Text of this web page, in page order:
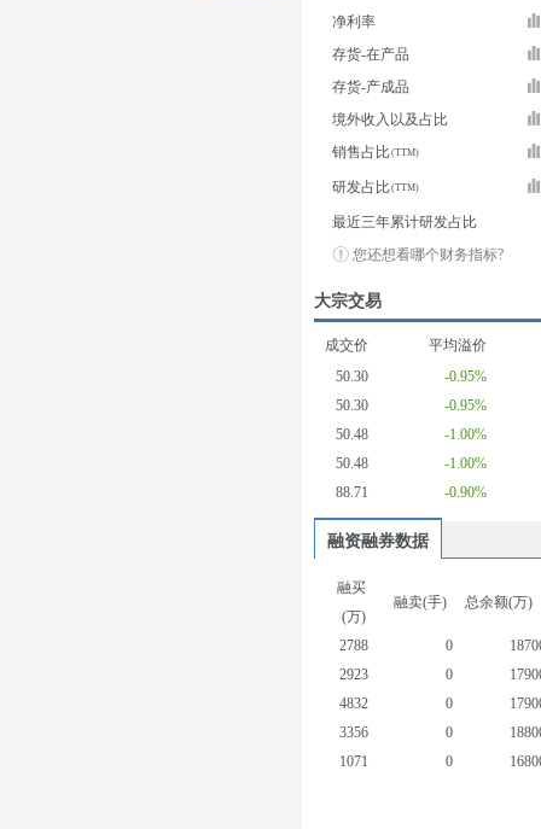
净利率
存货-在产品
存货-产成品
境外收入以及占比
销售占比
研发占比
最近三年累计研发占比
您还想看哪个财务指标?
大宗交易
成交价
平均溢价
50.30
-0.95%
50.30
-0.95%
50.48
-1.00%
50.48
-1.00%
88.71
-0.90%
融资融券数据
融买
(万)
融卖(手) 总余额(万)
2788 0
2923
0
4832
0
3356
0
1071
0